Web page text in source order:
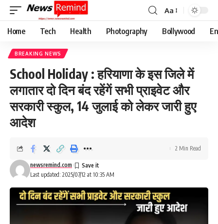
Font
Resizer
Aa
Home Tech Health Photography Bollywood
BREAKING NEWS
School Holiday : हरियाणा के इस जिले में
लगातार दो दिन बंद रहेंगें सभी प्राइवेट और
सरकारी स्कुल, 14 जुलाई को लेकर जारी हुए
आदेश
Last updated: 2025/07/12 at 10:35 AM
newsremind.com
2 Min Read